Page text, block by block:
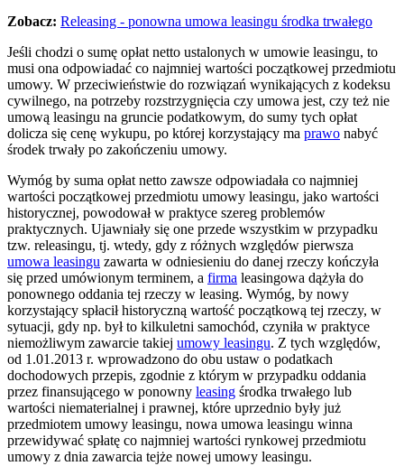
Zobacz: Releasing - ponowna umowa leasingu środka trwałego
Jeśli chodzi o sumę opłat netto ustalonych w umowie leasingu, to
musi ona odpowiadać co najmniej wartości początkowej przedmiotu
umowy. W przeciwieństwie do rozwiązań wynikających z kodeksu
cywilnego, na potrzeby rozstrzygnięcia czy umowa jest, czy też nie
umową leasingu na gruncie podatkowym, do sumy tych opłat
dolicza się cenę wykupu, po której korzystający ma prawo nabyć
środek trwały po zakończeniu umowy.
Wymóg by suma opłat netto zawsze odpowiadała co najmniej
wartości początkowej przedmiotu umowy leasingu, jako wartości
historycznej, powodował w praktyce szereg problemów
praktycznych. Ujawniały się one przede wszystkim w przypadku
tzw. releasingu, tj. wtedy, gdy z różnych względów pierwsza
umowa leasingu zawarta w odniesieniu do danej rzeczy kończyła
się przed umówionym terminem, a firma leasingowa dążyła do
ponownego oddania tej rzeczy w leasing. Wymóg, by nowy
korzystający spłacił historyczną wartość początkową tej rzeczy, w
sytuacji, gdy np. był to kilkuletni samochód, czyniła w praktyce
niemożliwym zawarcie takiej umowy leasingu. Z tych względów,
od 1.01.2013 r. wprowadzono do obu ustaw o podatkach
dochodowych przepis, zgodnie z którym w przypadku oddania
przez finansującego w ponowny leasing środka trwałego lub
wartości niematerialnej i prawnej, które uprzednio były już
przedmiotem umowy leasingu, nowa umowa leasingu winna
przewidywać spłatę co najmniej wartości rynkowej przedmiotu
umowy z dnia zawarcia tejże nowej umowy leasingu.